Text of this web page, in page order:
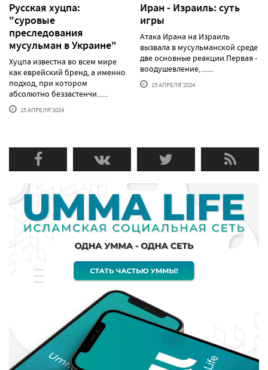
Русская хуцпа:
"суровые
преследования
мусульман в Украине"
Хуцпа известна во всем мире
как еврейский бренд, а именно
подход, при котором
абсолютно беззастенчи......
25 АПРЕЛЯ'2024
Иран - Израиль: суть
игры
Атака Ирана на Израиль
вызвала в мусульманской среде
две основные реакции.Первая -
воодушевление, ......
15 АПРЕЛЯ'2024